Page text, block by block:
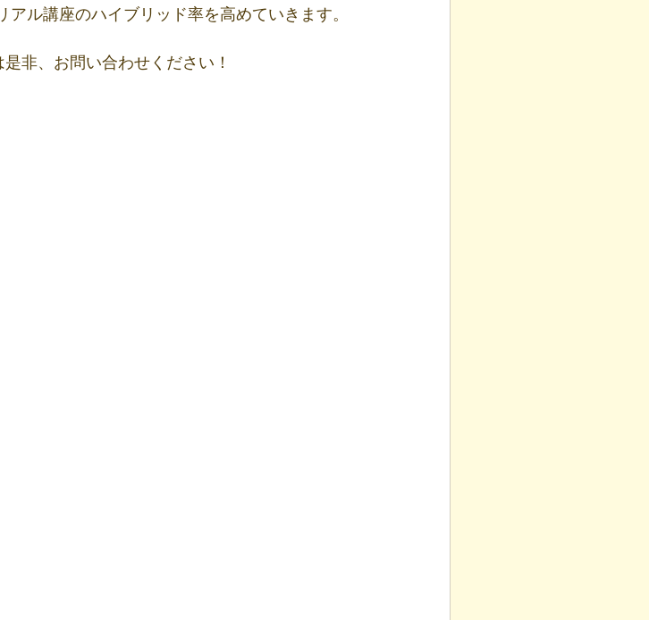
ル講座のハイブリッド率を高めていきます。
非、お問い合わせください！